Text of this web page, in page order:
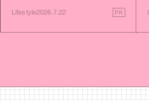
Lifestyle2026.7.22 PR